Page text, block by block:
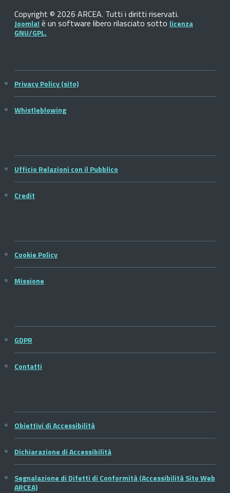
Copyright © 2026 ARCEA. Tutti i diritti riservati.
Joomla! è un software libero rilasciato sotto licenza
GNU/GPL.
Privacy Policy (sito)
Whistleblowing
Ufficio Relazioni con il Pubblico
Credit
Cookie Policy
Missione
GDPR
Contatti
Obiettivi di Accessibilità
Dichiarazione di Accessibilità
Segnalazione di Difetti di Conformità (Accessibilità Sito Web
ARCEA)